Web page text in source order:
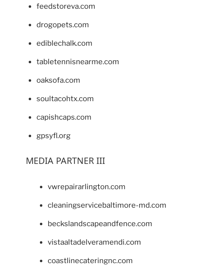
feedstoreva.com
drogopets.com
ediblechalk.com
tabletennisnearme.com
oaksofa.com
soultacohtx.com
capishcaps.com
gpsyfl.org
MEDIA PARTNER III
vwrepairarlington.com
cleaningservicebaltimore-md.com
beckslandscapeandfence.com
vistaaltadelveramendi.com
coastlinecateringnc.com